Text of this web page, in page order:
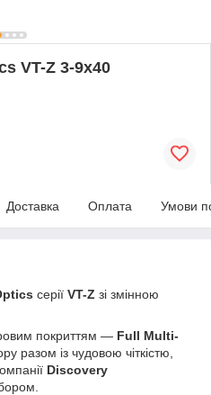
VT-Z 3-9x40
Доставка Оплата Умови
серії VT-Z зі змінною
покриттям — Full Multi-
разом із чудовою чіткістю,
Discovery